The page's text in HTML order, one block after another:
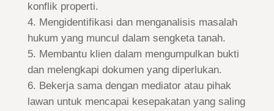
konflik properti.
Mengidentifikasi dan menganalisis masalah
hukum yang muncul dalam sengketa tanah.
Membantu klien dalam mengumpulkan bukti
dan melengkapi dokumen yang diperlukan.
Bekerja sama dengan mediator atau pihak
lawan untuk mencapai kesepakatan yang saling